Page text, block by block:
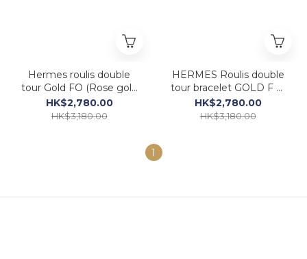
Hermes roulis double
tour Gold FO (Rose gold
) 豬鼻手繩 金棕拼玫瑰金扣
HK$2,780.00
HK$3,180.00
HERMES Roulis double
tour bracelet GOLD F 手
繩 金金
HK$2,780.00
HK$3,180.00
1